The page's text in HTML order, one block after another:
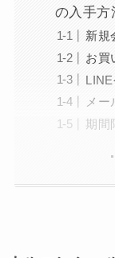
の入手方
新規
お買
メ
期間